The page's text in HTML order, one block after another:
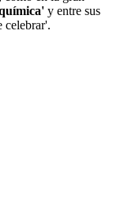
y entre sus
celebrar'.